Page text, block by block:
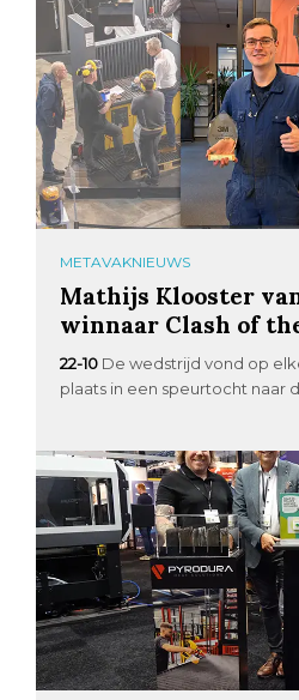
METAVAKNIEUWS
Mathijs Klooster
winnaar Clash of
22-10 De wedstrijd vond op
plaats in een speurtocht naar